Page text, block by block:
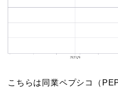
こちらは同業ペプシコ（